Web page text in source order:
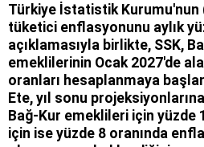
Türkiye İstatistik Kurumu'nun
tüketici enflasyonunu aylık
açıklamasıyla birlikte, SSK,
emeklilerinin Ocak 2027'de
oranları hesaplanmaya
Ete, yıl sonu
Bağ-Kur emeklileri için yüzde
için ise yüzde 8 oranında